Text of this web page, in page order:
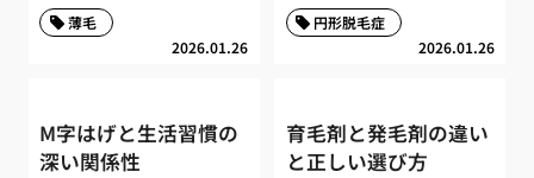
2026.01.26
薄毛
2026.01.26
円形脱毛症
M字はげと生活習慣の
深い関係性
育毛剤と発毛剤の違い
と正しい選び方